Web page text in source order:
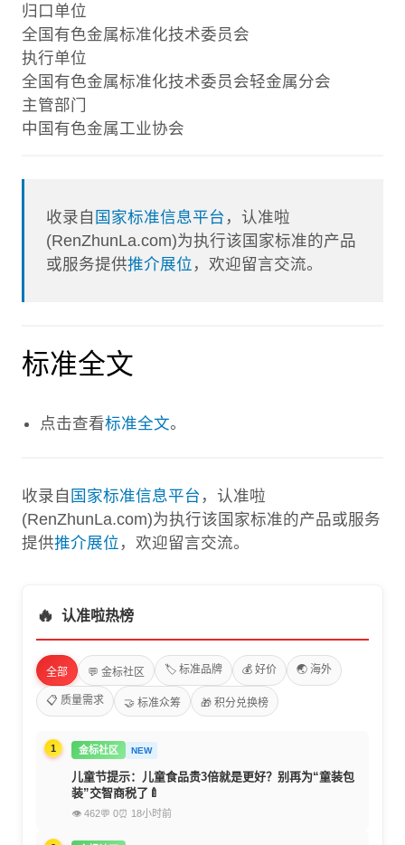
归口单位
全国有色金属标准化技术委员会
执行单位
全国有色金属标准化技术委员会轻金属分会
主管部门
中国有色金属工业协会
收录自 国家标准信息平台 ，认准啦
(RenZhunLa.com)为执行该国家标准的产品
或服务提供推介展位 ，欢迎留言交流。
标准全文
点击查看标准全文。
收录自 国家标准信息平台 ，认准啦
(RenZhunLa.com)为执行该国家标准的产品或服务
提供推介展位 ，欢迎留言交流。
🔥 认准啦热榜
全部 💬 金标社区 🏷️ 标准品牌 💰 好价 🌏 海外
📋 质量需求 🤝 标准众筹 🎁 积分兑换榜
1 金标社区 NEW
儿童节提示：儿童食品贵3倍就是更好？别再为“童装包
装”交智商税了🍼
👁 462💬 0⏰ 18小时前